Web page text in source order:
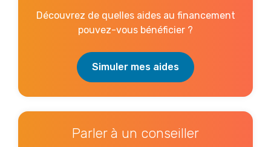
Découvrez de quelles aides au financement
pouvez-vous bénéficier ?
Simuler mes aides
Parler à un conseiller